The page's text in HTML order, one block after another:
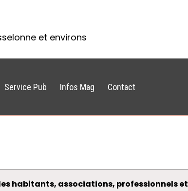
et environs
Service Pub Infos Mag Contact
habitants, associations, professionnels et